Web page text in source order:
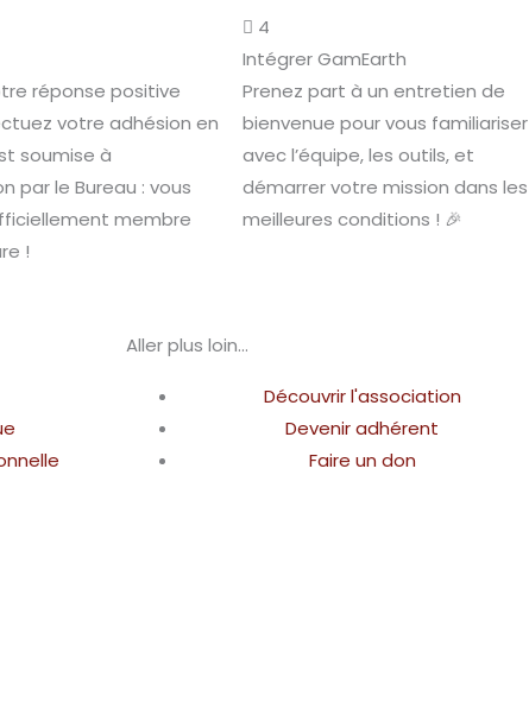
réponse positive
votre adhésion en
soumise à
par le Bureau : vous
membre
!
4
Intégrer GamEarth
Prenez part à un entretien de
bienvenue pour vous familiariser
avec l’équipe, les outils, et
démarrer votre mission dans les
meilleures conditions ! 🎉
Aller plus loin...
Découvrir l'association
Devenir adhérent
Faire un don